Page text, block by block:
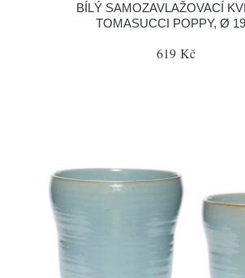
BÍLÝ SAMOZAVLAŽOVACÍ
TOMASUCCI POPPY, Ø
619 Kč